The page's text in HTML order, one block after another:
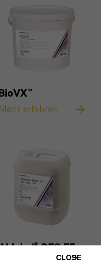
BioVX™
Mehr erfahren
DES FF
Mehr erfahren
CLOSE